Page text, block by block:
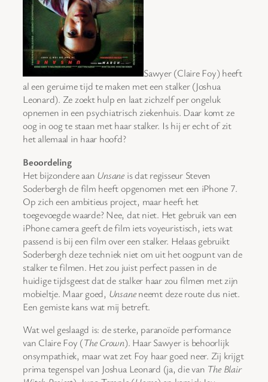
Sawyer (Claire Foy) heeft
al een geruime tijd te maken met een stalker (Joshua
Leonard). Ze zoekt hulp en laat zichzelf per ongeluk
opnemen in een psychiatrisch ziekenhuis. Daar komt ze
oog in oog te staan met haar stalker. Is hij er echt of zit
het allemaal in haar hoofd?
Beoordeling
Het bijzondere aan Unsane is dat regisseur Steven
Soderbergh de film heeft opgenomen met een iPhone 7.
Op zich een ambitieus project, maar heeft het
toegevoegde waarde? Nee, dat niet. Het gebruik van een
iPhone camera geeft de film iets voyeuristisch, iets wat
passend is bij een film over een stalker. Helaas gebruikt
Soderbergh deze techniek niet om uit het oogpunt van de
stalker te filmen. Het zou juist perfect passen in de
huidige tijdsgeest dat de stalker haar zou filmen met zijn
mobieltje. Maar goed, Unsaneneemt deze route dus niet.
Een gemiste kans wat mij betreft.
Wat wel geslaagd is: de sterke, paranoïde performance
van Claire Foy (The Crown). Haar Sawyer is behoorlijk
onsympathiek, maar wat zet Foy haar goed neer. Zij krijgt
prima tegenspel van Joshua Leonard (ja, die van The Blair